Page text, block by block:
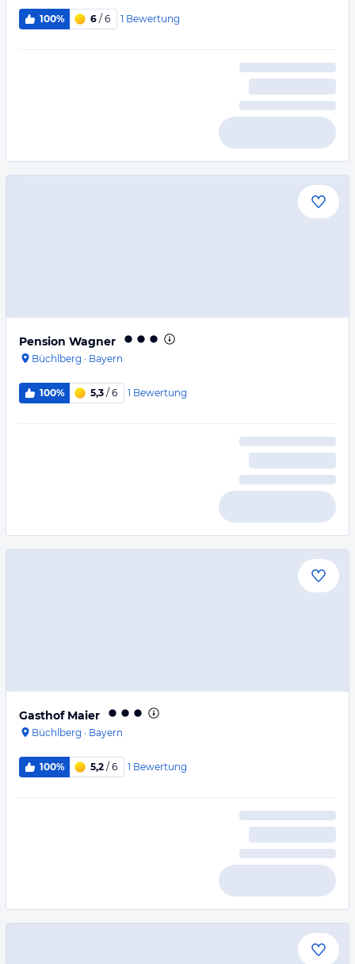
100% 6 / 6 1 Bewertung
Pension Wagner
Büchlberg · Bayern
100% 5,3 / 6 1 Bewertung
Gasthof Maier
Büchlberg · Bayern
100% 5,2 / 6 1 Bewertung